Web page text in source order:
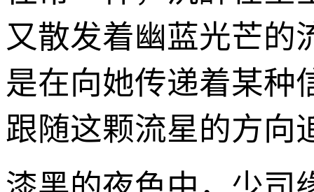
又散发着幽蓝光芒的
是在向她传递着某种
跟随这颗流星的方向